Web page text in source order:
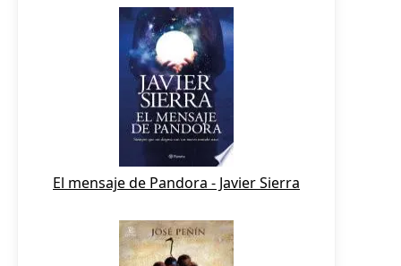
El mensaje de Pandora - Javier Sierra